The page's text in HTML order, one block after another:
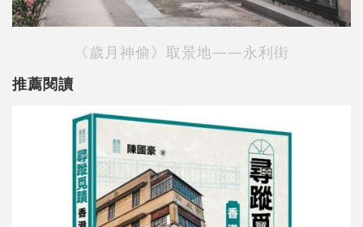
《歲月神偷》取景地——永利街
推薦閱讀